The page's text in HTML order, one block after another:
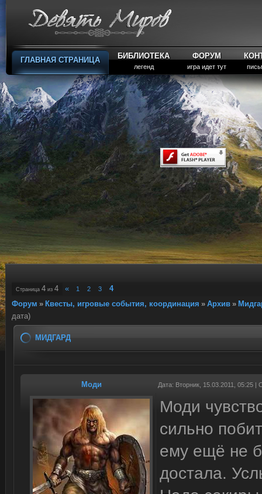
ГЛАВНАЯ СТРАНИЦА БИБЛИОТЕКА
легенд
ФОРУМ
игра идет тут
Страница 4 из 4 « 1 2 3
4
Форум » Квесты, игровые события, координация » Архив »
дата)
МИДГАРД
Моди Дата: Вторник, 15.03.2011, 05:25
Моди
сильно
ему ещё не
достала.